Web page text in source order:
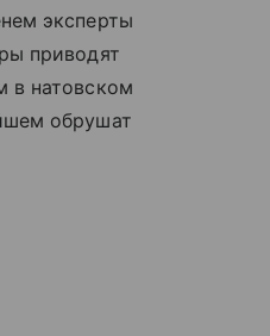
эксперты
приводят
в натовском
обрушат